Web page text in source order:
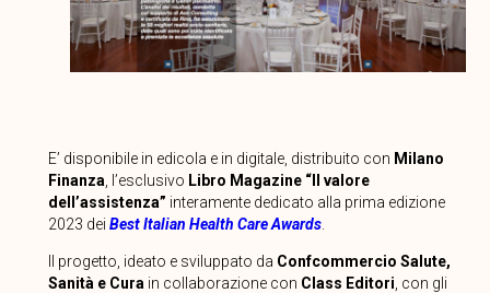
E’ disponibile in edicola e in digitale, distribuito con Milano
Finanza , l’esclusivo Libro Magazine “Il valore
dell’assistenza” interamente dedicato alla prima edizione
2023 dei Best Italian Health Care Awards.
Il progetto, ideato e sviluppato da Confcommercio Salute,
Sanità e Cura in collaborazione con Class Editori , con gli